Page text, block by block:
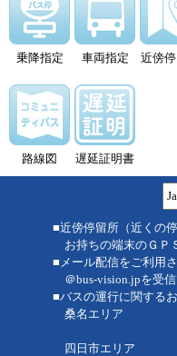
乗降指定 車両指定 近傍
路線図 遅延証明書
■近傍停留所（近くの
お持ちの端末のＧＰ
■メール配信をご利用
＠bus-vision.jpを受信
■バスの運行に関する
桑名エリア ：
：八風バ
四日市エリア ：